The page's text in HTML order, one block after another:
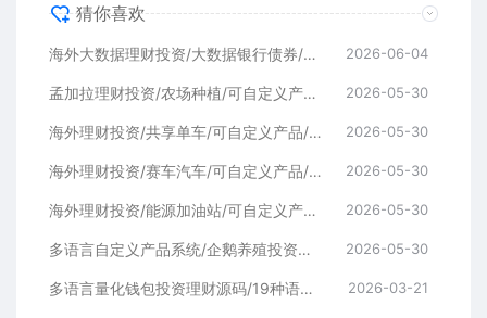
猜你喜欢
海外大数据理财投资/大数据银行债券/可自定义产品/促销任务/三级分销 2026-06-04
孟加拉理财投资/农场种植/可自定义产品/促销任务/三级分销 2026-05-30
海外理财投资/共享单车/可自定义产品/促销任务/三级分销 2026-05-30
海外理财投资/赛车汽车/可自定义产品/促销任务/三级分销 2026-05-30
海外理财投资/能源加油站/可自定义产品/促销任务/三级分销 2026-05-30
多语言自定义产品系统/企鹅养殖投资返利/一键安装 2026-05-30
多语言量化钱包投资理财源码/19种语言+行情实时数据 2026-03-21